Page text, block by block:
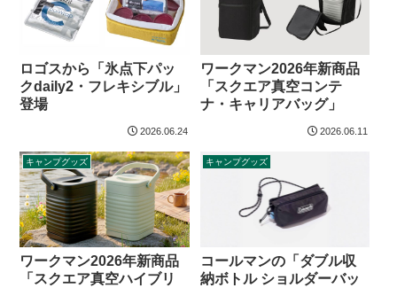
ロゴスから「氷点下パッ
クdaily2・フレキシブル」
登場
2026.06.24
ワークマン2026年新商品
「スクエア真空コンテ
ナ・キャリアバッグ」
2026.06.11
キャンプグッズ
ワークマン2026年新商品
「スクエア真空ハイブリ
キャンプグッズ
コールマンの「ダブル収
納ボトル ショルダーバッ